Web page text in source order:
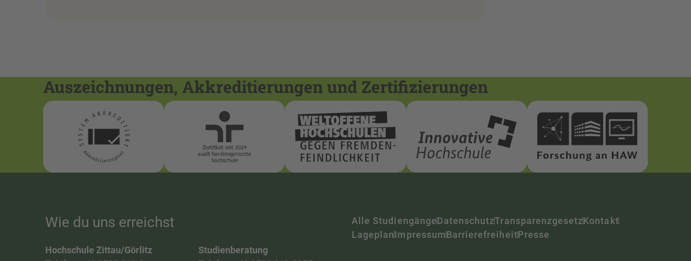
Auszeichnungen, Akkreditierungen und Zertifizierungen
Wie du uns erreichst
Hochschule Zittau/Görlitz
Studienberatung
Alle StudiengängeDatenschutzTransparenzgesetzKontakt
LageplanImpressumBarrierefreiheitPresse